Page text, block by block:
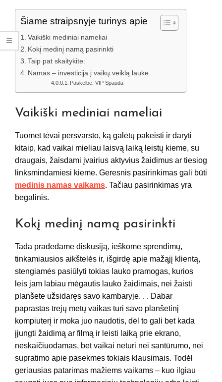
Šiame straipsnyje turinys apie
Vaikiški mediniai nameliai
Kokį medinį namą pasirinkti
Taip pat skaitykite:
Namas – investicija į vaikų veiklą lauke.
Paskelbė: VIP Spauda
Vaikiški mediniai nameliai
Tuomet tėvai persvarsto, ką galėtų pakeisti ir daryti
kitaip, kad vaikai mieliau laisvą laiką leistų kieme, su
draugais, žaisdami įvairius aktyvius žaidimus ar tiesiog
linksmindamiesi kieme. Geresnis pasirinkimas gali būti
medinis namas vaikams. Tačiau pasirinkimas yra
begalinis.
Kokį medinį namą pasirinkti
Tada pradedame diskusiją, ieškome sprendimų,
tinkamiausios aikštelės ir, išgirdę apie mažąjį klientą,
stengiamės pasiūlyti tokias lauko pramogas, kurios
leis jam labiau mėgautis lauko žaidimais, nei žaisti
planšete užsidaręs savo kambaryje. . . Dabar
paprastas trejų metų vaikas turi savo planšetinį
kompiuterį ir moka juo naudotis, dėl to gali bet kada
įjungti žaidimą ar filmą ir leisti laiką prie ekrano,
neskaičiuodamas, bet vaikai neturi nei santūrumo, nei
supratimo apie pasekmes tokiais klausimais. Todėl
geriausias patarimas mažiems vaikams – kuo ilgiau